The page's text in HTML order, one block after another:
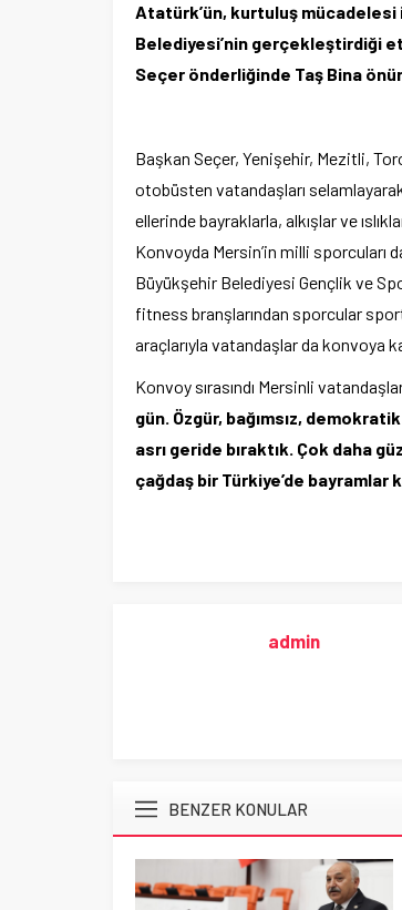
Atatürk’ün, kurtuluş mücadelesi
Belediyesi’nin gerçekleştirdiği
Seçer önderliğinde Taş Bina
Başkan Seçer, Yenişehir, Mezitli,
otobüsten vatandaşları
ellerinde bayraklarla, alkışlar ve
Konvoyda Mersin’in milli
Büyükşehir Belediyesi Gençlik ve
fitness branşlarından sporcular
araçlarıyla vatandaşlar da konvoya
Konvoy sırasındı Mersinli
gün. Özgür, bağımsız,
asrı geride bıraktık. Çok daha
çağdaş bir Türkiye’de bayramlar
admin
BENZER KONULAR